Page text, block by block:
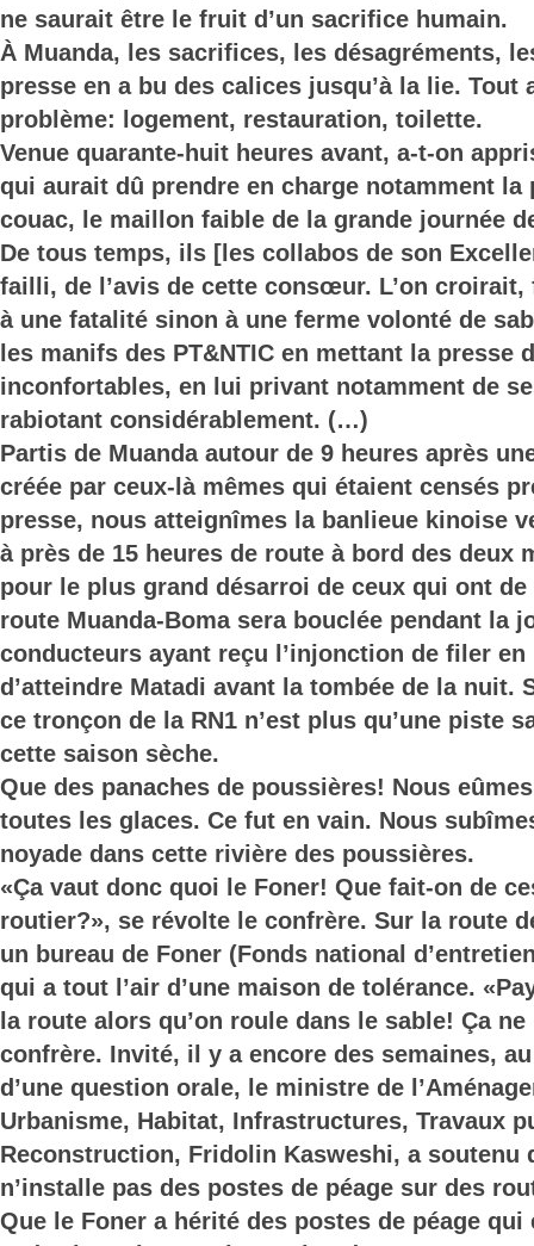
ne saurait être le fruit d’un sacrifice humain.
À Muanda, les sacrifices, les désagréments,
presse en a bu des calices jusqu’à la lie. Tout
problème: logement, restauration, toilette.
Venue quarante-huit heures avant, a-t-on
qui aurait dû prendre en charge notamment la
couac, le maillon faible de la grande journée
De tous temps, ils [les collabos de son
failli, de l’avis de cette consœur. L’on
à une fatalité sinon à une ferme volonté de
les manifs des PT&NTIC en mettant la presse
inconfortables, en lui privant notamment de
rabiotant considérablement. (…)
Partis de Muanda autour de 9 heures après
créée par ceux-là mêmes qui étaient censés
presse, nous atteignîmes la banlieue kinoise
à près de 15 heures de route à bord des
pour le plus grand désarroi de ceux qui ont
route Muanda-Boma sera bouclée pendant la
conducteurs ayant reçu l’injonction de filer en
d’atteindre Matadi avant la tombée de la nuit.
ce tronçon de la RN1 n’est plus qu’une piste
cette saison sèche.
Que des panaches de poussières! Nous
toutes les glaces. Ce fut en vain. Nous
noyade dans cette rivière des poussières.
«Ça vaut donc quoi le Foner! Que fait-on de
routier?», se révolte le confrère. Sur la route
un bureau de Foner (Fonds national
qui a tout l’air d’une maison de tolérance.
la route alors qu’on roule dans le sable! Ça
confrère. Invité, il y a encore des semaines,
d’une question orale, le ministre de
Urbanisme, Habitat, Infrastructures, Travaux
Reconstruction, Fridolin Kasweshi, a soutenu
n’installe pas des postes de péage sur des
Que le Foner a hérité des postes de péage qui